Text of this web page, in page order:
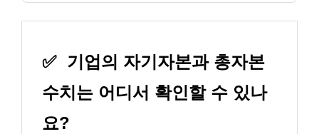
✅ 기업의 자기자본과 총자본
수치는 어디서 확인할 수 있나
요?